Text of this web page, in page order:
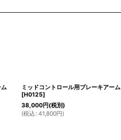
ミッドコントロール用ブレーキアーム
[H0125]
38,000円(税別)
(税込 : 41,800円)